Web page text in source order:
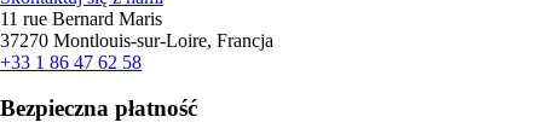
11 rue Bernard Maris
37270 Montlouis-sur-Loire, Francja
+33 1 86 47 62 58
Bezpieczna płatność